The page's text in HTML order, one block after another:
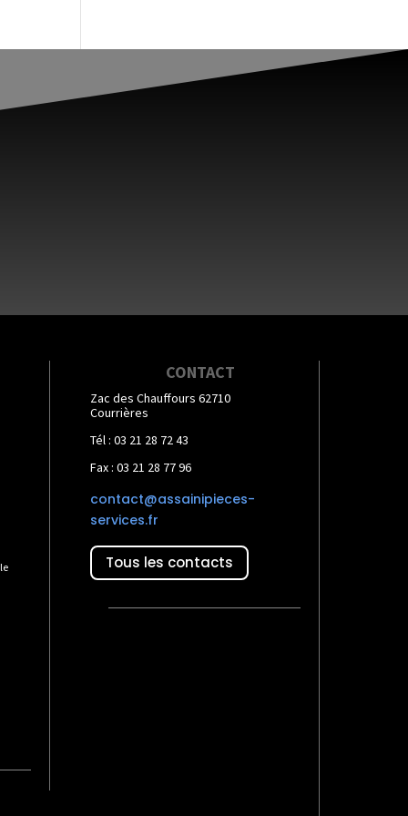
CONTACT
Zac des Chauffours 62710
Courrières
Tél : 03 21 28 72 43
Fax : 03 21 28 77 96
contact@assainipieces-
services.fr
Tous les contacts